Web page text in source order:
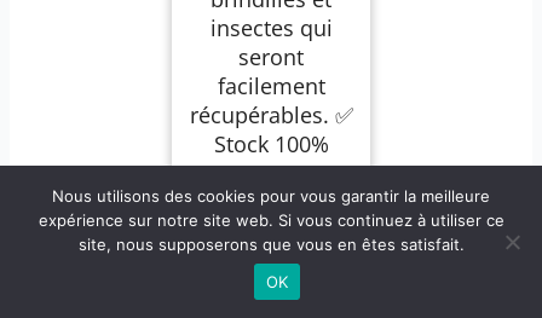
insectes qui
seront
facilement
récupérables. ✅
Stock 100%
France :
expédition
directe depuis
notre entrepôt
dans la Loire
Nous utilisons des cookies pour vous garantir la meilleure
expérience sur notre site web. Si vous continuez à utiliser ce
site, nous supposerons que vous en êtes satisfait.
OK